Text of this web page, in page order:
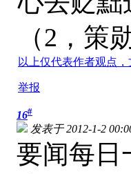
（2，策
以上仅代表作者观点
举报
16#
发表于 2012-1-2
要闻每日